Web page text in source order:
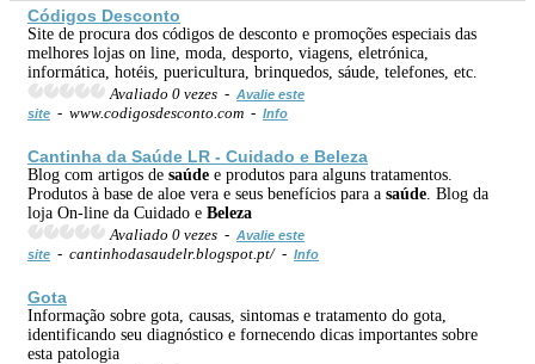
Códigos Desconto
Site de procura dos códigos de desconto e promoções especiais das
melhores lojas on line, moda, desporto, viagens, eletrónica,
informática, hotéis, puericultura, brinquedos, sáude, telefones, etc.
Avaliado 0 vezes - Avalie este
site - www.codigosdesconto.com - Info
Cantinha da Saúde LR - Cuidado e Beleza
Blog com artigos de saúde e produtos para alguns tratamentos.
Produtos à base de aloe vera e seus benefícios para a saúde . Blog da
loja On-line da Cuidado e Beleza
Avaliado 0 vezes - Avalie este
site - cantinhodasaudelr.blogspot.pt/ - Info
Gota
Informação sobre gota, causas, sintomas e tratamento do gota,
identificando seu diagnóstico e fornecendo dicas importantes sobre
esta patologia